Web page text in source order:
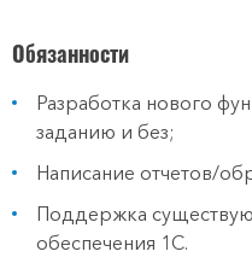
Обязанности
Разработка нового
заданию и без;
Написание отчетов/
Поддержка
обеспечения 1С.